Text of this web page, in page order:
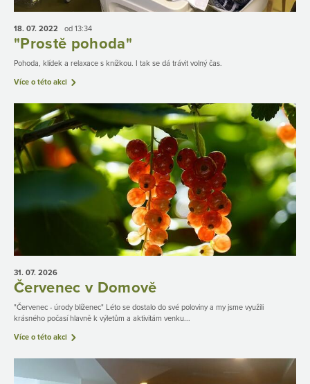
18. 07. 2022 od 13:34
"Prostě pohoda"
Pohoda, klídek a relaxace s knížkou. I tak se dá trávit volný čas.
Více o této akci
31. 07. 2026
Červenec v Domově
"Červenec - úrody blíženec" Léto se dostalo do své poloviny a my jsme využili
krásného počasí hlavně k výletům a aktivitám venku...
Více o této akci